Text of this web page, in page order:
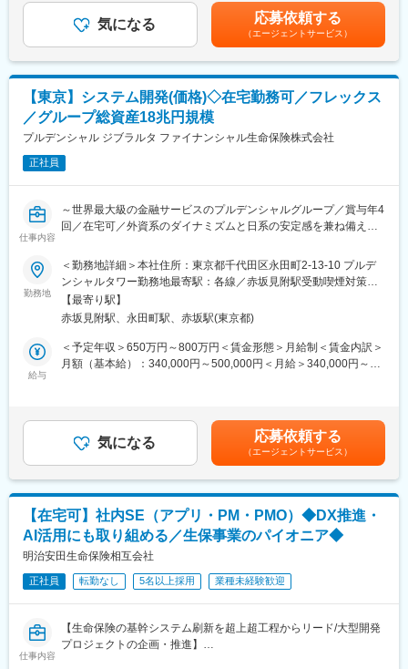
様・代理店様より好評いただいており、2024年度の新契約件数は
24.7万件、保有契約件数は75.8万件を突破、今後も迅速な販売戦
略を展開してまいります。戦略子会社ならではの機動性と、親会
社の信用力・資金力ネットワークを背景にしながら、通販ビジネ
ス、Webダイレクト販売、新規事業やアライアンス等にも積極的
にビジネス展開してまいります。
変更の範囲：無
アフラックのプロジェクトZEROは、保険契約管理業務の抜本的
再構築を目指し、デジタル手続きの拡大やバックオフィスの自動
化、リアルタイムデータ活用を推進しています。これにより、業
し、クラウドへのデータ分析環境移行で運用コストを削減。ITリ
ソースを新商品・サービス開発に集中させ、顧客満足度向上と事
業競争力強化を図っています。2023年から本格稼働中です。
↓本プロジェクトに関するHP
■魅力
同社はアジャイルを用いた働き方を全社的に導入しており、シス
てシステム開発に取り組むことができます。
■組織構成
～7割を占める為、入社後も馴染みやすい環境です。また、部内の
雰囲気も落ち着いており和やかな雰囲気です。
■就業環境
所定労働7時間、全社平均残業20時間程度で、フレックス制度の
イフバランスを整えながら就業いただける環境です。
■同社ITデジタルの特徴
く、社員を大切にする日系的特徴を併せ持った会社です。
変更の範囲：会社の定める業務
も目安の金額であり、選考を通じて上下する可能性があります。
月給(月額)は固定手当を含めた表記です。
気になる 応募依頼する
（エージェントサービス）
【東京】システム開発(価格)◇在宅勤務可／フレックス
／グループ総資産18兆円規模
プルデンシャル ジブラルタ ファイナンシャル生命保険株式会社
正社員
仕事内容
～世界最大級の金融サービスのプルデンシャルグループ／賞与年4
回／在宅可／外資系のダイナミズムと日系の安定感を兼ね備えた
下記に記載するシステムの開発・保守を実施します。
・契約管理システム
・価格計算/数理決算/会計/入出金システム
・人事関連システム
・経費精算システム
・その他社内システム
携わっていただきます。
ビジネス部門・システム部門の他チーム、外部ベンダーなど多く
のステークホルダーと連携しながら、上流工程を中心にプロジェ
・他システムとの調整、システムテスト実施
・開発ベンダーの管理業務
コミュニケーション力を活かし、プロジェクト全体をリードする
【保険料等の価格計算システムを担当】
ム」の開発・保守をお任せします。
算出方法書に基づき、正確な計算を行うための重要なシステムで
勤務地
＜勤務地詳細＞本社住所：東京都千代田区永田町2-13-10 プルデ
ンシャルタワー勤務地最寄駅：各線／赤坂見附駅受動喫煙対策：
屋内喫煙可能場所あり
【最寄り駅】
赤坂見附駅、永田町駅、赤坂駅(東京都)
給与
＜予定年収＞650万円～800万円＜賃金形態＞月給制＜賃金内訳＞
月額（基本給）：340,000円～500,000円＜月給＞340,000円～
ます。月給(月額)は固定手当を含めた表記です。
気になる 応募依頼する
（エージェントサービス）
【在宅可】社内SE（アプリ・PM・PMO）◆DX推進・
AI活用にも取り組める／生保事業のパイオニア◆
明治安田生命保険相互会社
正社員 転勤なし 5名以上採用 業種未経験歓迎
仕事内容
【生命保険の基幹システム刷新を超上超工程からリード/大型開発
プロジェクトの企画・推進】